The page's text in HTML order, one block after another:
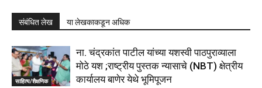
संबंधित लेख या लेखकाकडून अधिक
साहित्य/शैक्षणिक
ना. चंद्रकांत पाटील यांच्या यशस्वी पाठपुराव्याला
मोठे यश ;राष्ट्रीय पुस्तक न्यासाचे (NBT) क्षेत्रीय
कार्यालय बाणेर येथे भूमिपूजन